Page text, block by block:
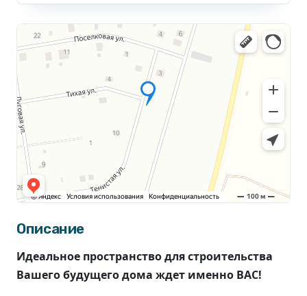
Описание
Идеальное пространство для строительства
Вашего будущего дома ждет именно ВАС!